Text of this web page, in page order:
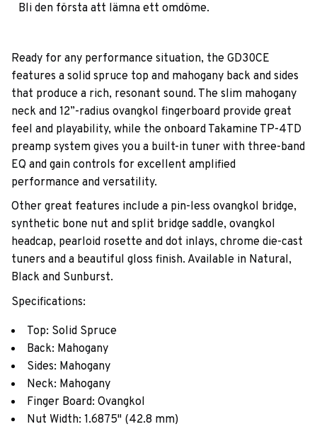
Bli den första att lämna ett omdöme.
Ready for any performance situation, the GD30CE
features a solid spruce top and mahogany back and sides
that produce a rich, resonant sound. The slim mahogany
neck and 12”-radius ovangkol fingerboard provide great
feel and playability, while the onboard Takamine TP-4TD
preamp system gives you a built-in tuner with three-band
EQ and gain controls for excellent amplified
performance and versatility.
Other great features include a pin-less ovangkol bridge,
synthetic bone nut and split bridge saddle, ovangkol
headcap, pearloid rosette and dot inlays, chrome die-cast
tuners and a beautiful gloss finish. Available in Natural,
Black and Sunburst.
Specifications:
Top: Solid Spruce
Back: Mahogany
Sides: Mahogany
Neck: Mahogany
Finger Board: Ovangkol
Nut Width: 1.6875" (42.8 mm)